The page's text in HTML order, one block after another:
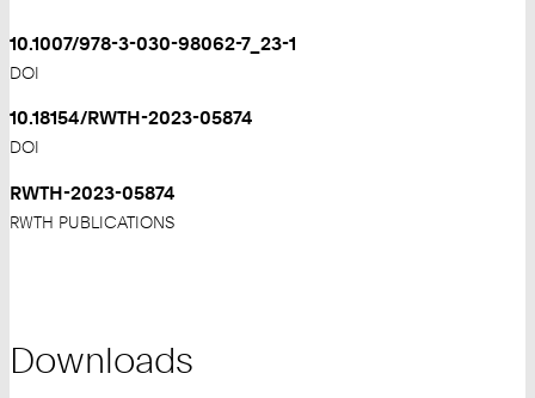
10.1007/978-3-030-98062-7_23-1
DOI
10.18154/RWTH-2023-05874
DOI
RWTH-2023-05874
RWTH PUBLICATIONS
Downloads